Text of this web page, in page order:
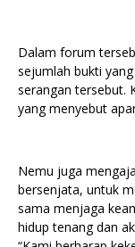
Dalam forum
sejumlah bukti
serangan tersebut.
yang menyebut
Nemu juga
bersenjata, untuk
sama menjaga
hidup tenang dan